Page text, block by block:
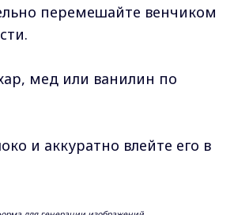
перемешайте венчиком
мед или ванилин по
и аккуратно влейте его в